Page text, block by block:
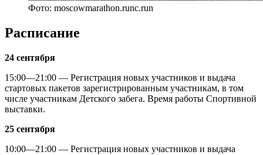
Фото: moscowmarathon.runc.run
Расписание
24 сентября
15:00—21:00 — Регистрация новых участников и выдача
стартовых пакетов зарегистрированным участникам, в том
числе участникам Детского забега. Время работы Спортивной
выставки.
25 сентября
10:00—21:00 — Регистрация новых участников и выдача